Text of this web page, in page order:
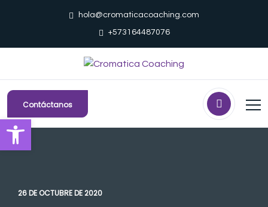
hola@cromaticacoaching.com
+573164487076
Contáctanos
26 DE OCTUBRE DE 2020
Abrir barra de herramientas